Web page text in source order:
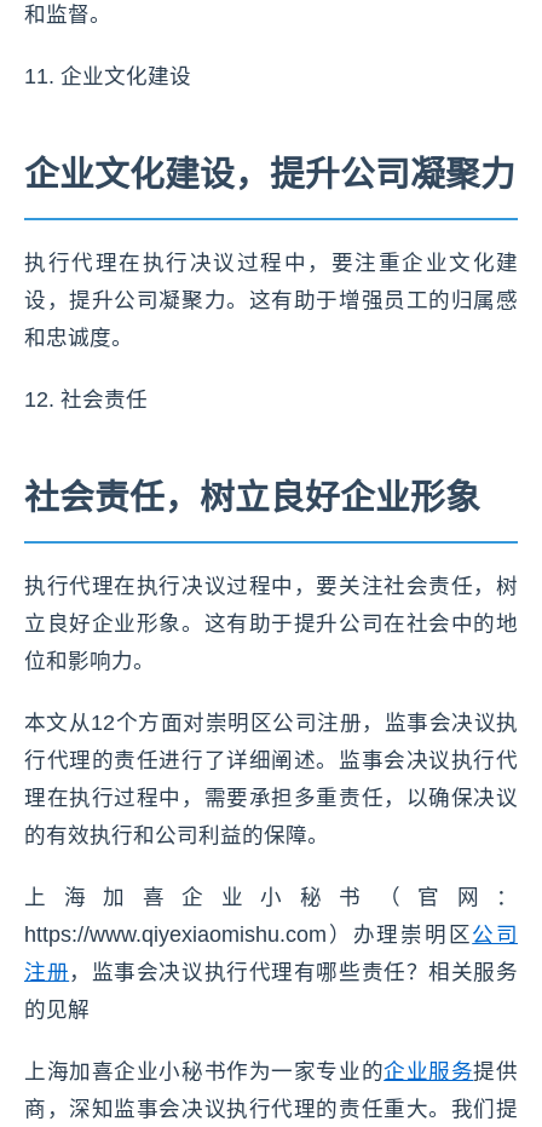
和监督。
11. 企业文化建设
企业文化建设，提升公司凝聚力
执行代理在执行决议过程中，要注重企业文化建
设，提升公司凝聚力。这有助于增强员工的归属感
和忠诚度。
12. 社会责任
社会责任，树立良好企业形象
执行代理在执行决议过程中，要关注社会责任，树
立良好企业形象。这有助于提升公司在社会中的地
位和影响力。
本文从12个方面对崇明区公司注册，监事会决议执
行代理的责任进行了详细阐述。监事会决议执行代
理在执行过程中，需要承担多重责任，以确保决议
的有效执行和公司利益的保障。
上海加喜企业小秘书（官网：
https://www.qiyexiaomishu.com）办理崇明区公司
注册 ，监事会决议执行代理有哪些责任？相关服务
的见解
上海加喜企业小秘书作为一家专业的企业服务提供
商，深知监事会决议执行代理的责任重大。我们提